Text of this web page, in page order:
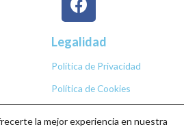
Legalidad
Política de Privacidad
Política de Cookies
la mejor experiencia en nuestra